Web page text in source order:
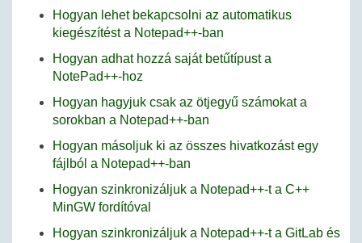
Hogyan lehet bekapcsolni az automatikus
kiegészítést a Notepad++-ban
Hogyan adhat hozzá saját betűtípust a
NotePad++-hoz
Hogyan hagyjuk csak az ötjegyű számokat a
sorokban a Notepad++-ban
Hogyan másoljuk ki az összes hivatkozást egy
fájlból a Notepad++-ban
Hogyan szinkronizáljuk a Notepad++-t a C++
MinGW fordítóval
Hogyan szinkronizáljuk a Notepad++-t a GitLab és